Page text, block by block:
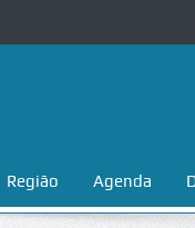
Região Agenda